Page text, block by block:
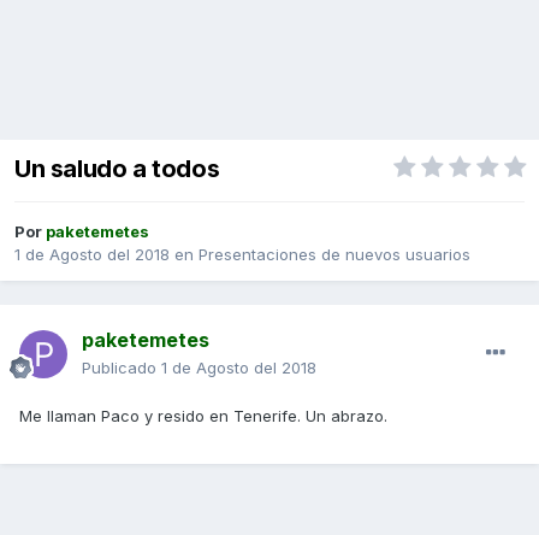
Un saludo a todos
Por paketemetes
1 de Agosto del 2018 en Presentaciones de nuevos usuarios
paketemetes
Publicado 1 de Agosto del 2018
Me llaman Paco y resido en Tenerife. Un abrazo.